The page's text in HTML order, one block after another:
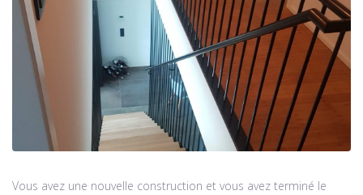
Vous avez une nouvelle construction et vous avez terminé le